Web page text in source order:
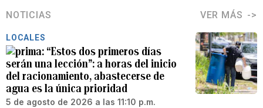
NOTICIAS VER MÁS
LOCALES
“Estos dos primeros días
serán una lección”: a horas del inicio
del racionamiento, abastecerse de
agua es la única prioridad
5 de agosto de 2026 a las 11:10 p.m.